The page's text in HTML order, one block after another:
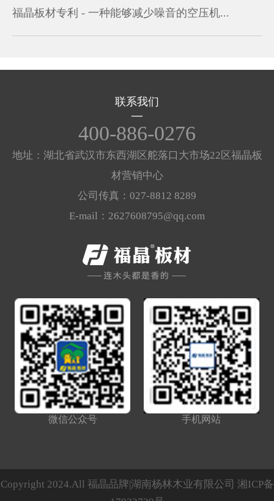
福晶板材专利 - 一种能够减少噪音的空压机...
联系我们
400-886-0276
地址：湖北省武汉市东西湖区舵落口大市场22区福晶板
材营销中心
公司传真：027-8812 8289
E-mail：2627608795@qq.com
微信公众号 手机网站
Copyright 2024.All 福晶品牌|湖南杨林木业有限公司 湘ICP备